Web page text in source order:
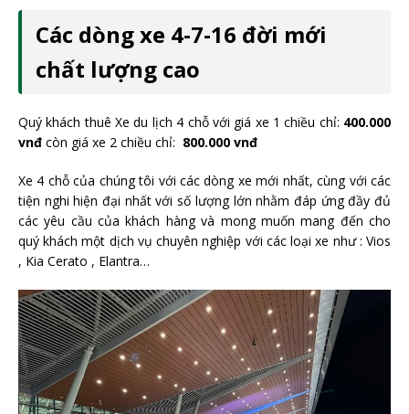
Các dòng xe 4-7-16 đời mới
chất lượng cao
Quý khách thuê Xe du lịch 4 chỗ với giá xe 1 chiều chỉ: 400.000
vnđ còn giá xe 2 chiều chỉ: 800.000 vnđ
Xe 4 chỗ của chúng tôi với các dòng xe mới nhất, cùng với các
tiện nghi hiện đại nhất với số lượng lớn nhằm đáp ứng đầy đủ
các yêu cầu của khách hàng và mong muốn mang đến cho
quý khách một dịch vụ chuyên nghiệp với các loại xe như : Vios
, Kia Cerato , Elantra…